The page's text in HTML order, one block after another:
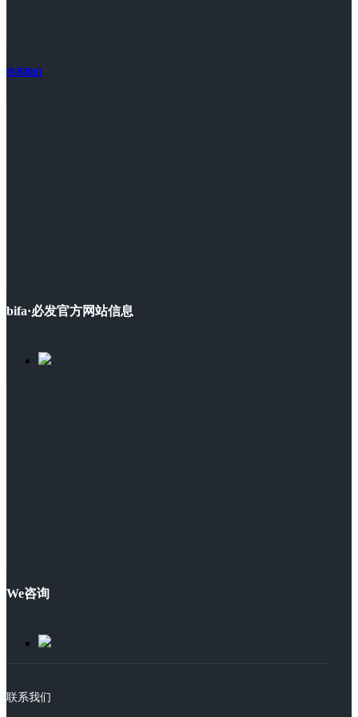
联系我们
bifa·必发官方网站信息
We咨询
联系我们